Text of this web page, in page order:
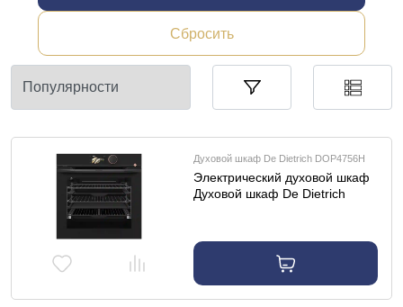
Сбросить
Духовой шкаф De Dietrich DOP4756H
Электрический духовой шкаф
Духовой шкаф De Dietrich